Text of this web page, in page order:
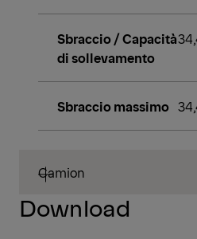
Sbraccio / Capacità
di sollevamento
Sbraccio massimo
Camion
Download